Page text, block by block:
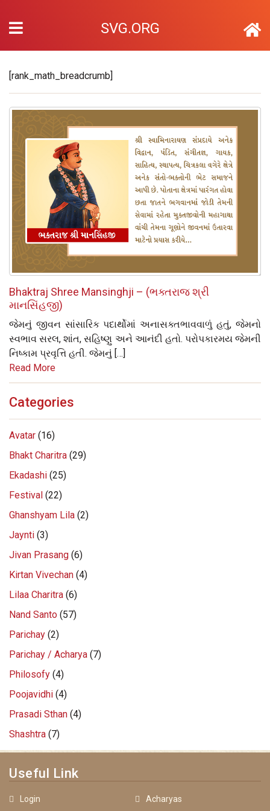
SVG.ORG
[rank_math_breadcrumb]
Bhaktraj Shree Mansinghji – (ભક્તરાજ શ્રી
માનસિંહજી)
જેમનું જીવન સાંસારિક પદાર્થોમાં અનાસક્તભાવવાળું હતું, જેમનો
સ્વભાવ સરલ, શાંત, સહિષ્ણુ અને આનંદી હતો. પરોપકારમય જેમની
નિષ્કામ પ્રવૃત્તિ હતી. જેમનું […]
Read More
Categories
Avatar (16)
Bhakt Charitra (29)
Ekadashi (25)
Festival (22)
Ghanshyam Lila (2)
Jaynti (3)
Jivan Prasang (6)
Kirtan Vivechan (4)
Lilaa Charitra (6)
Nand Santo (57)
Parichay (2)
Parichay / Acharya (7)
Philosofy (4)
Poojavidhi (4)
Prasadi Sthan (4)
Shashtra (7)
Useful Link
Login
Acharyas